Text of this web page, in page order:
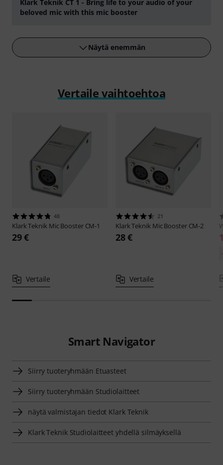
Klark Teknik CT 1 - Bring life to your audio of your
beloved mic with this mic booster
Näytä enemmän
Vertaile vaihtoehtoa
48
Klark Teknik Mic Booster CM-1
29 €
Vertaile
21
Klark Teknik Mic Booster CM-2
28 €
Vertaile
Smart Navigator
Siirry tuoteryhmään Etuasteet
Siirry tuoteryhmään Studiolaitteet
näytä valmistajan tiedot Klark Teknik
Klark Teknik Studiolaitteet yhdellä silmäyksellä